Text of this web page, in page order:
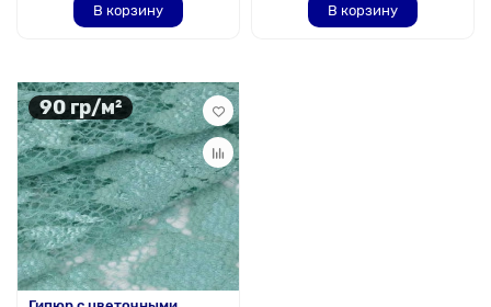
В корзину В корзину
90 гр/м²